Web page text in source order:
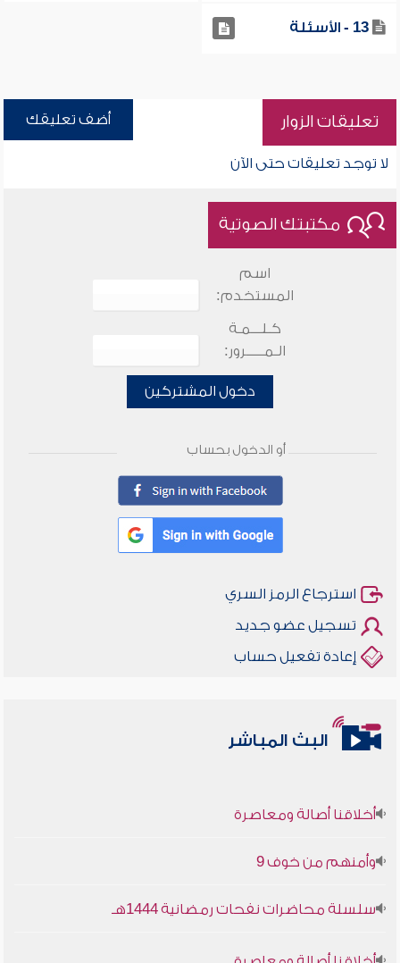
13 - الأسئلة
تعليقات الزوار أضف تعليقك
لا توجد تعليقات حتى الآن
مكتبتك الصوتية
اسم
المستخدم:
كـلـــمـة
الـمـــــرور:
دخول المشتركين
أو الدخول بحساب
استرجاع الرمز السري
تسجيل عضو جديد
إعادة تفعيل حساب
البث المباشر
أخلاقنا أصالة ومعاصرة
وأمنهم من خوف 9
سلسلة محاضرات نفحات رمضانية 1444هـ
أخلاقنا أصالة ومعاصرة